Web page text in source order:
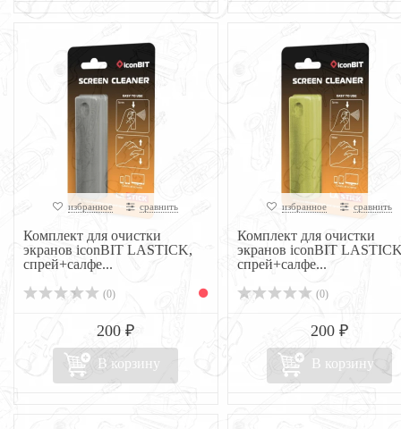
избранное сравнить
Комплект для очистки
экранов iconBIT LASTICK,
спрей+салфе...
(0)
200 ₽
В корзину
избранное сравнить
Комплект для очистки
экранов iconBIT
спрей+салфе...
(0)
200 ₽
В корзину